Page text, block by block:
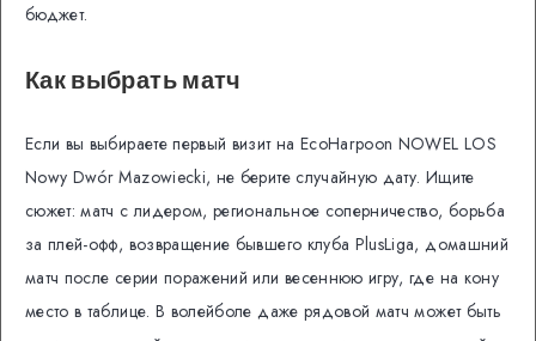
бюджет.
Как выбрать матч
Если вы выбираете первый визит на EcoHarpoon NOWEL LOS
Nowy Dwór Mazowiecki, не берите случайную дату. Ищите
сюжет: матч с лидером, региональное соперничество, борьба
за плей-офф, возвращение бывшего клуба PlusLiga, домашний
матч после серии поражений или весеннюю игру, где на кону
место в таблице. В волейболе даже рядовой матч может быть